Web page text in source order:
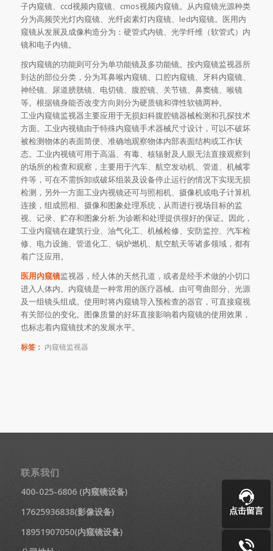
子内窥镜、ccd视频内窥镜、cmos视频内窥镜。从内窥镜光源种类
分为高频荧光灯内窥镜、光纤卤素灯内窥镜、led内窥镜。医用内
窥镜从发展及成像构造分为：硬管式内镜、光学纤维（软管式）内
镜和电子内镜。
按内窥镜的功能则可分为单功能镜及多功能镜。按内窥镜监视器所
到达的部位分类，分为耳鼻喉内窥镜、口腔内窥镜、牙科内窥镜、
神经镜、尿道膀胱镜、电切镜、腹腔镜、关节镜、鼻窦镜、喉镜
等。根据镜身能否改变方向则分为硬质镜和弹性软镜两种。
工业内窥镜监视器主要应用于无损妇科腹腔镜器械检测和孔探技术
方面。工业内视镜由于特殊内窥镜手术器械尺寸设计，可以不破坏
被检测物体的表面简便、准确地观察物体内部表面结构或工作状
态。工业内视镜可用于高温、有毒、核辐射及人眼无法直接观察到
的场所的检查和观察，主要用于汽车、航空发动机、管道、机械零
件等，可在不需拆卸或破坏组装及设备停止运行的情况下实现无损
检测，另外一方面工业内视镜还可与照相机、摄像机或电子计算机
连接，组成照相、摄像和图象处理系统，从而进行视场目标的监
视、记录、贮存和图象分析.为诊断和处理提供很好的保证。因此，
工业内窥镜在建筑行业、油气化工、机械检修、安防监控、汽车检
修、电力设施、管道化工、锅炉燃机、航空航天等诸多领域，都有
着广泛应用。
医用内窥镜监视器，经人体的天然孔道，或者是经手术做的小切口
进入人体内。内窥镜是一种常用的医疗器械。由可弯曲部分、光源
及一组镜头组成。使用时将内窥镜导入预检查的器官，可直接窥视
有关部位的变化。图像质量的好坏直接影响着内窥镜的使用效果，
也标志着内窥镜技术的发展水平。
标签： 内窥镜监视器
联系我们
400-025-6806 (内窥镜设备)
17625936838(影像设备)
18951907050(内窥镜设备)
点击留言